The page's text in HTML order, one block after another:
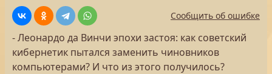
Сообщить об ошибке
- Леонардо да Винчи эпохи застоя: как советский
кибернетик пытался заменить чиновников
компьютерами? И что из этого получилось?